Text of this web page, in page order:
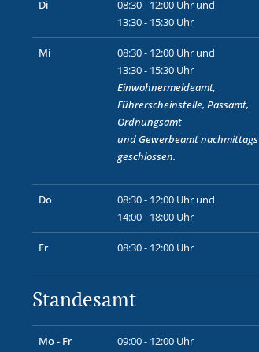
Di
08:30 - 12:00 Uhr und
13:30 - 15:30 Uhr
Mi
08:30 - 12:00 Uhr und
13:30 - 15:30 Uhr
Einwohnermeldeamt,
Führerscheinstelle, Passamt,
Ordnungsamt
und Gewerbeamtnachmittags
geschlossen.
Do
08:30 - 12:00 Uhr und
14:00 - 18:00 Uhr
Fr 08:30 - 12:00 Uhr
Standesamt
Mo - Fr 09:00 - 12:00 Uhr